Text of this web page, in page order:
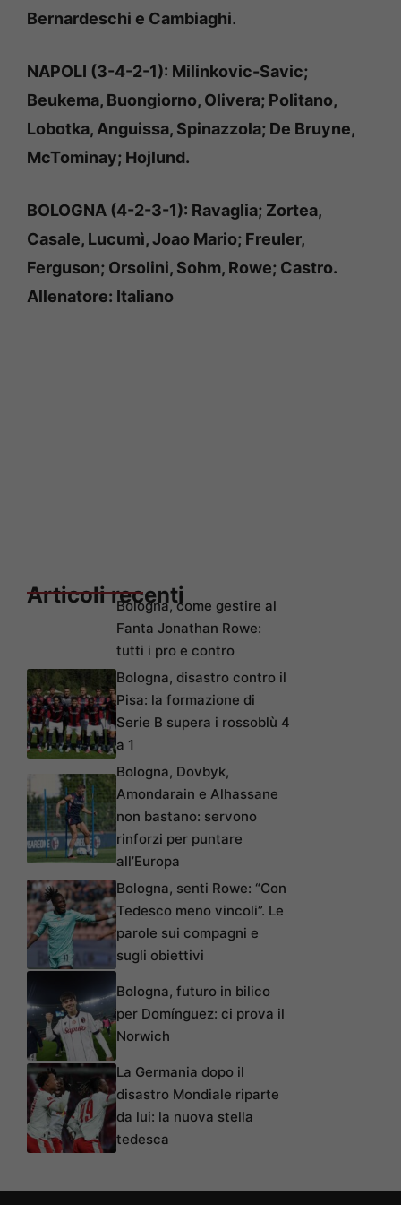
Bernardeschi e Cambiaghi.
NAPOLI (3-4-2-1): Milinkovic-Savic;
Beukema, Buongiorno, Olivera; Politano,
Lobotka, Anguissa, Spinazzola; De Bruyne,
McTominay; Hojlund.
BOLOGNA (4-2-3-1): Ravaglia; Zortea,
Casale, Lucumì, Joao Mario; Freuler,
Ferguson; Orsolini, Sohm, Rowe; Castro.
Allenatore: Italiano
Articoli recentiBologna, come gestire al
Fanta Jonathan Rowe:
tutti i pro e contro
Bologna, disastro contro il
Pisa: la formazione di
Serie B supera i rossoblù 4
a 1
Bologna, Dovbyk,
Amondarain e Alhassane
non bastano: servono
rinforzi per puntare
all’Europa
Bologna, senti Rowe: “Con
Tedesco meno vincoli”. Le
parole sui compagni e
sugli obiettivi
Bologna, futuro in bilico
per Domínguez: ci prova il
Norwich
La Germania dopo il
disastro Mondiale riparte
da lui: la nuova stella
tedesca